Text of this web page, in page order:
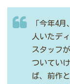
「今年4
人いたデ
スタッフ
ついてい
ば、前作